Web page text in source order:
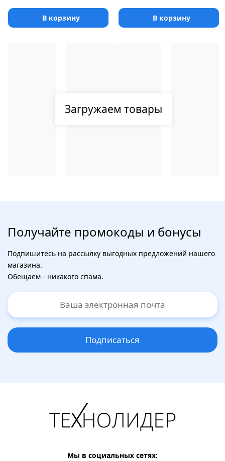
В корзину В корзину
Загружаем товары
Получайте промокоды и бонусы
Подпишитесь на рассылку выгодных предложений нашего
магазина.
Обещаем - никакого спама.
Подписаться
Мы в социальных сетях: